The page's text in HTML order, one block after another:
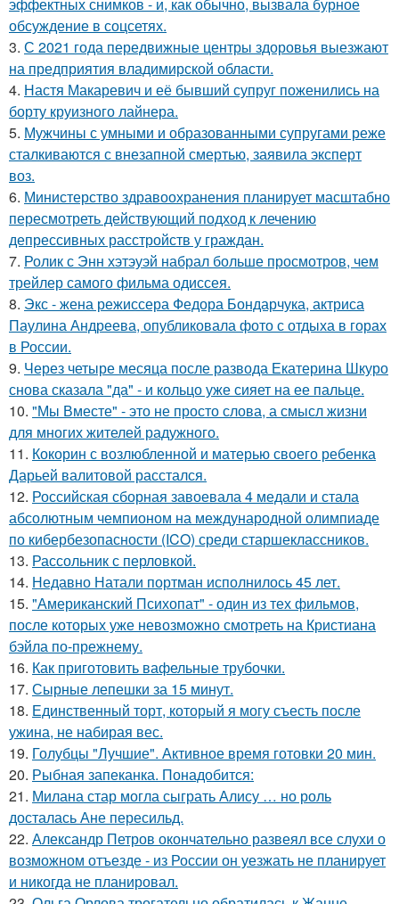
обсуждение в соцсетях.
3. С 2021 года передвижные центры здоровья выезжают
на предприятия владимирской области.
4. Настя Макаревич и её бывший супруг поженились на
борту круизного лайнера.
5. Мужчины с умными и образованными супругами реже
сталкиваются с внезапной смертью, заявила эксперт
воз.
6. Министерство здравоохранения планирует масштабно
пересмотреть действующий подход к лечению
депрессивных расстройств у граждан.
7. Ролик с Энн хэтэуэй набрал больше просмотров, чем
трейлер самого фильма одиссея.
8. Экс - жена режиссера Федора Бондарчука, актриса
Паулина Андреева, опубликовала фото с отдыха в горах
в России.
9. Через четыре месяца после развода Екатерина Шкуро
снова сказала "да" - и кольцо уже сияет на ее пальце.
10. "Мы Вместе" - это не просто слова, а смысл жизни
для многих жителей радужного.
11. Кокорин с возлюбленной и матерью своего ребенка
Дарьей валитовой расстался.
12. Российская сборная завоевала 4 медали и стала
абсолютным чемпионом на международной олимпиаде
по кибербезопасности (ICO) среди старшеклассников.
13. Рассольник с перловкой.
14. Недавно Натали портман исполнилось 45 лет.
15. "Американский Психопат" - один из тех фильмов,
после которых уже невозможно смотреть на Кристиана
бэйла по-прежнему.
16. Как приготовить вафельные трубочки.
17. Сырные лепешки за 15 минут.
18. Единственный торт, который я могу съесть после
ужина, не набирая вес.
19. Голубцы "Лучшие". Активное время готовки 20 мин.
20. Рыбная запеканка. Понадобится:
21. Милана стар могла сыграть Алису … но роль
досталась Ане пересильд.
22. Александр Петров окончательно развеял все слухи о
возможном отъезде - из России он уезжать не планирует
и никогда не планировал.